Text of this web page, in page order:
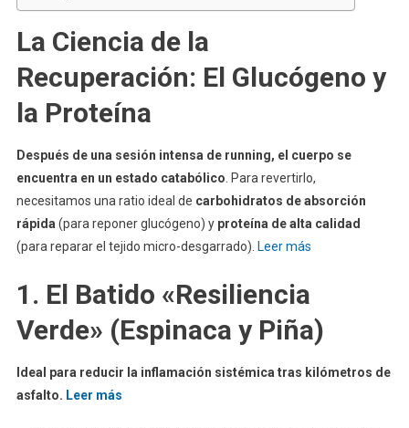
La Ciencia de la
Recuperación: El Glucógeno y
la Proteína
Después de una sesión intensa de running, el cuerpo se
encuentra en un estado catabólico. Para revertirlo,
necesitamos una ratio ideal de carbohidratos de absorción
rápida(para reponer glucógeno) y proteína de alta calidad
(para reparar el tejido micro-desgarrado). Leer más
1. El Batido «Resiliencia
Verde» (Espinaca y Piña)
Ideal para reducir la inflamación sistémica tras kilómetros de
asfalto. Leer más